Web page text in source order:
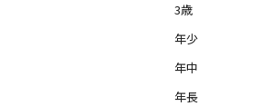
3歳
年少
年中
年長